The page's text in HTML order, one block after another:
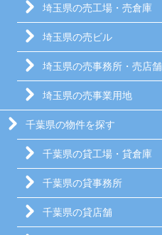
埼玉県の売工場・売倉庫
埼玉県の売ビル
埼玉県の売事務所・売店舗
埼玉県の売事業用地
千葉県の物件を探す
千葉県の貸工場・貸倉庫
千葉県の貸事務所
千葉県の貸店舗